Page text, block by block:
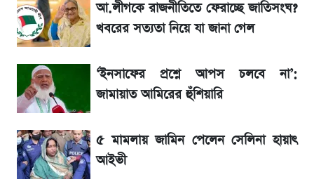
রবির বড় সাফল্য! আয় কম বাড়লেও রেকর্ড মুনাফা ও
সৌদিতে বাংলাদেশিদের আকামা নবায়নে বদলে গেল
আ.লীগকে রাজনীতিতে ফেরাচ্ছে জাতিসংঘ?
খবরের সত্যতা নিয়ে যা জানা গেল
‘ইনসাফের প্রশ্নে আপস চলবে না’:
জামায়াত আমিরের হুঁশিয়ারি
৫ মামলায় জামিন পেলেন সেলিনা হায়াৎ
আইভী